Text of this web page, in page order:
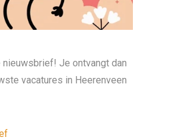
Je ontvangt dan
vacatures in Heerenveen